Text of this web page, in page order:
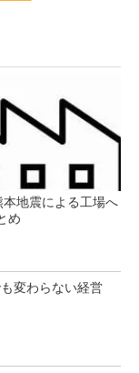
地震による工場へ
め
変わらない経営